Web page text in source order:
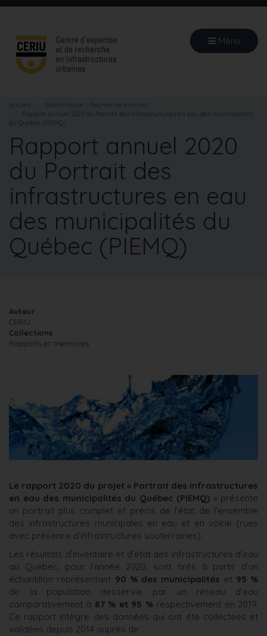
Aller
principal
Menu
Accueil
Bibliothèque - Recherche avancée
Rapport annuel 2020 du Portrait des infrastructures en eau des municipalités
du Québec (PIEMQ)
Rapport annuel 2020
du Portrait des
infrastructures en eau
des municipalités du
Québec (PIEMQ)
Auteur
CERIU
Collections
Rapports et mémoires
Le rapport 2020 du projet « Portrait des infrastructures
en eau des municipalités du Québec (PIEMQ) » présente
un portrait plus complet et précis de l’état de l’ensemble
des infrastructures municipales en eau et en voirie (rues
avec présence d’infrastructures souterraines).
Les résultats d’inventaire et d’état des infrastructures d’eau
au Québec, pour l’année 2020, sont tirés à partir d’un
échantillon représentant 90 % des municipalités et 95 %
de la population desservie par un réseau d’eau
comparativement à 87 % et 95 %respectivement en 2019.
Ce rapport intègre des données qui ont été collectées et
validées depuis 2014 auprès de :